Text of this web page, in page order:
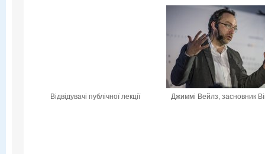
Відвідувачі публічної лекції Джиммі Вейлз, засновник